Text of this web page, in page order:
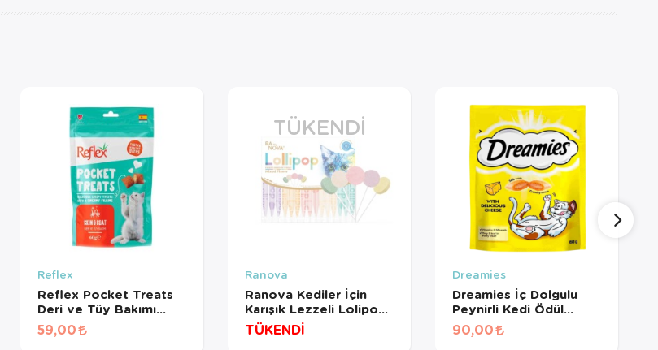
Reflex
Reflex Pocket Treats
Deri ve Tüy Bakımı
Destekleyici Kedi Ödül
Maması 60 Gr
59,00
TÜKENDI
Ranova
Ranova Kediler İçin
Karışık Lezzeli Lolipop
1,4Gr*15 Adet
TÜKENDİ
Dreamies
Dreamies İç Dolgulu
Peynirli Kedi Ödül
Bisküvisi 60 Gr
90,00